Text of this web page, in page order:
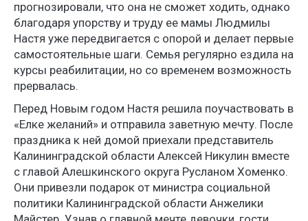
прогнозировали, что она не сможет ходить, однако
благодаря упорству и труду ее мамы Людмилы
Настя уже передвигается с опорой и делает первые
самостоятельные шаги. Семья регулярно ездила на
курсы реабилитации, но со временем возможность
прервалась.
Перед Новым годом Настя решила поучаствовать в
«Елке желаний» и отправила заветную мечту. После
праздника к ней домой приехали представитель
Калининградской области Алексей Никулин вместе
с главой Алешкинского округа Русланом Хоменко.
Они привезли подарок от министра социальной
политики Калининградской области Анжелики